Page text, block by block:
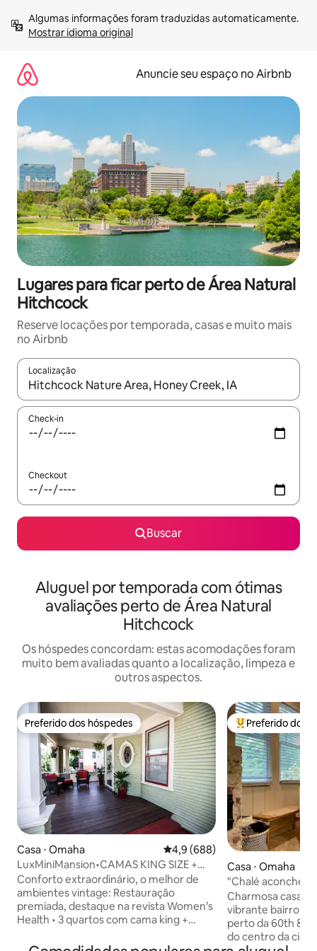
para
Mostrar idioma original
Anuncie seu espaço no Airbnb
Lugares para ficar perto de Área Natural
Hitchcock
Reserve locações por temporada, casas e muito mais
no Airbnb
Localização
Quando os resultados estiverem disponíveis, explore-os
Check-in
Checkout
Buscar
Aluguel por temporada com ótimas
avaliações perto de Área Natural
Hitchcock
Os hóspedes concordam: estas acomodações foram
muito bem avaliadas quanto a localização, limpeza e
outros aspectos.
Preferido dos hóspedes
Preferido dos hóspedes
Casa ⋅ Omaha 4,9 de uma avaliação média de
4,9 (688)
LuxMiniMansion•CAMAS KING SIZE +
banheira de hidromassagem + sauna +
fogueira + quintal
Conforto extraordinário, o melhor de
ambientes vintage: Restauração
premiada, destaque na revista Women’s
Health • 3 quartos com cama king +
cama queen + roupas de cama de luxo •
Entre os
Preferido dos
Casa ⋅ Omaha
"Chalé
banheira de
Charmosa casa
vibrante bairro de
perto da 60th &
do centro da